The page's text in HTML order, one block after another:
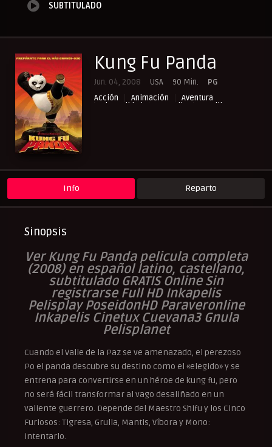
SUBTITULADO
Kung Fu Panda
Jun. 04, 2008 USA 90 Min.
PG
Acción
Animación
Aventura
Cinecalidad
Comedia
Familia
Info Reparto
Sinopsis
Ver Kung Fu Panda pelicula completa
(2008) en español latino, castellano,
subtitulado GRATIS Online Sin
registrarse Full HD Inkapelis
Pelisplay PoseidonHD Paraveronline
Inkapelis Cinetux Cuevana3 Gnula
Pelisplanet
Cuando el Valle de la Paz se ve amenazado, el perezoso
Po el panda descubre su destino como el «elegido» y se
entrena para convertirse en un héroe de kung fu, pero
no será fácil transformar al vago desaliñado en un
valiente guerrero. Depende del Maestro Shifu y los Cinco
Furiosos: Tigresa, Grulla, Mantis, Víbora y Mono:
intentarlo.